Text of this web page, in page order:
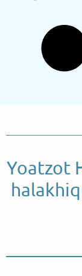
Yoatzot